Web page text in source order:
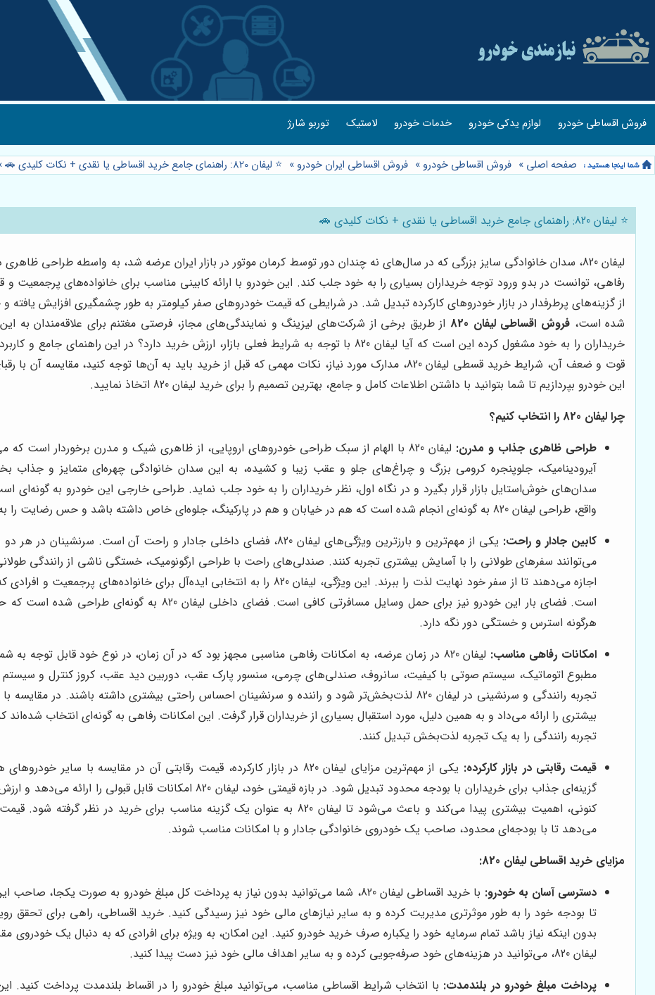
فروش اقساطی خودرو لوازم یدکی خودرو خدمات خودرو لاستیک توربو شارژ
صفحه اصلی » فروش اقساطی خودرو » فروش اقساطی ایران خودرو » ⭐️ لیفان 820: راهنمای جامع خرید اقساطی یا نقدی + نکات کلیدی 🚗
⭐️ لیفان 820: راهنمای جامع خرید اقساطی یا نقدی + نکات کلیدی 🚗
لیفان 820، سدان خانوادگی سایز بزرگی که در سال‌های نه چندان دور توسط کرمان موتور در بازار ایران عرضه شد، به واسطه طراحی
رفاهی، توانست در بدو ورود توجه خریداران بسیاری را به خود جلب کند. این خودرو با ارائه کابینی مناسب برای خانواده‌های پرجمعیت
از گزینه‌های پرطرفدار در بازار خودروهای کارکرده تبدیل شد. در شرایطی که قیمت خودروهای صفر کیلومتر به طور چشمگیری افزایش
شده است،فروش اقساطی لیفان 820
از طریق برخی از شرکت‌های لیزینگ و نمایندگی‌های مجاز، فرصتی مغتنم برای علاقه‌مندان به
خریداران را به خود مشغول کرده این است که آیا لیفان 820 با توجه به شرایط فعلی بازار، ارزش خرید دارد؟
قوت و ضعف آن، شرایط خرید قسطی لیفان 820، مدارک مورد نیاز، نکات مهمی که قبل از خرید باید به آن‌ها توجه
این خودرو بپردازیم تا شما بتوانید با داشتن اطلاعات کامل و جامع، بهترین تصمیم را برای خرید لیفان 820 اتخاذ نمایید.
چرا لیفان 820 را انتخاب کنیم؟
طراحی ظاهری جذاب و مدرن:
لیفان 820 با الهام از سبک طراحی خودروهای اروپایی، از ظاهری شیک و مدرن برخوردار
سدان‌های خوش‌استایل بازار قرار بگیرد و در نگاه اول، نظر خریداران را به خود جلب نماید. طراحی خارجی این خودرو به
واقع، طراحی لیفان 820 به گونه‌ای انجام شده است که هم در خیابان و هم در پارکینگ، جلوه‌ای خاص داشته باشد و حس رضایت را به مالک خود منتقل کند.
کابین جادار و راحت:
یکی از مهم‌ترین و بارزترین ویژگی‌های لیفان 820، فضای داخلی جادار و راحت آن
می‌توانند سفرهای طولانی را با آسایش بیشتری تجربه کنند. صندلی‌های راحت با طراحی ارگونومیک، خستگی ناشی از رانندگی
اجازه می‌دهند تا از سفر خود نهایت لذت را ببرند. این ویژگی، لیفان 820 را به انتخابی
است. فضای بار این خودرو نیز برای حمل وسایل مسافرتی کافی
هرگونه استرس و خستگی دور نگه دارد.
امکانات رفاهی مناسب:
لیفان 820 در زمان عرضه، به امکانات رفاهی مناسبی مجهز بود که در آن زمان، در نوع خود قابل
مطبوع اتوماتیک، سیستم صوتی با کیفیت، سانروف، صندلی‌های چرمی، سنسور پارک عقب، دوربین دید عقب، کروز کنترل و سیستم
بیشتری را ارائه می‌داد و به همین دلیل، مورد استقبال بسیاری از خریداران قرار گرفت. این امکانات رفاهی به گونه‌ای انتخاب شده‌اند
تجربه رانندگی را به یک تجربه لذت‌بخش تبدیل کنند.
قیمت رقابتی در بازار کارکرده:
یکی از مهم‌ترین مزایای لیفان 820 در بازار کارکرده، قیمت رقابتی آن در
گزینه‌ای جذاب برای خریداران با بودجه محدود تبدیل شود. در بازه قیمتی خود،
می‌دهد تا با بودجه‌ای محدود، صاحب یک خودروی خانوادگی جادار و با امکانات مناسب شوند.
مزایای خرید اقساطی لیفان 820:
دسترسی آسان به خودرو:
با خرید اقساطی لیفان 820، شما می‌توانید بدون نیاز به پرداخت کل مبلغ خودرو به
تا بودجه خود را به طور موثرتری مدیریت کرده و به سایر نیازهای مالی خود نیز رسیدگی کنید. خرید اقساطی، راهی برای تحقق
بدون اینکه نیاز باشد تمام سرمایه خود را یکباره صرف خرید خودرو کنید. این امکان، به ویژه برای افرادی که به دنبال یک
لیفان 820، می‌توانید در هزینه‌های خود صرفه‌جویی کرده و به سایر اهداف مالی خود نیز دست پیدا کنید.
پرداخت مبلغ خودرو در بلندمدت: با انتخاب شرایط اقساطی مناسب، می‌توانید مبلغ خودرو را در اقساط بلندمدت پرداخت